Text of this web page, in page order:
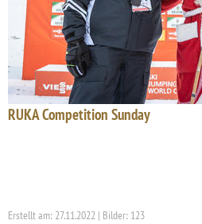
RUKA Competition Sunday
Erstellt am: 27.11.2022 | Bilder: 123